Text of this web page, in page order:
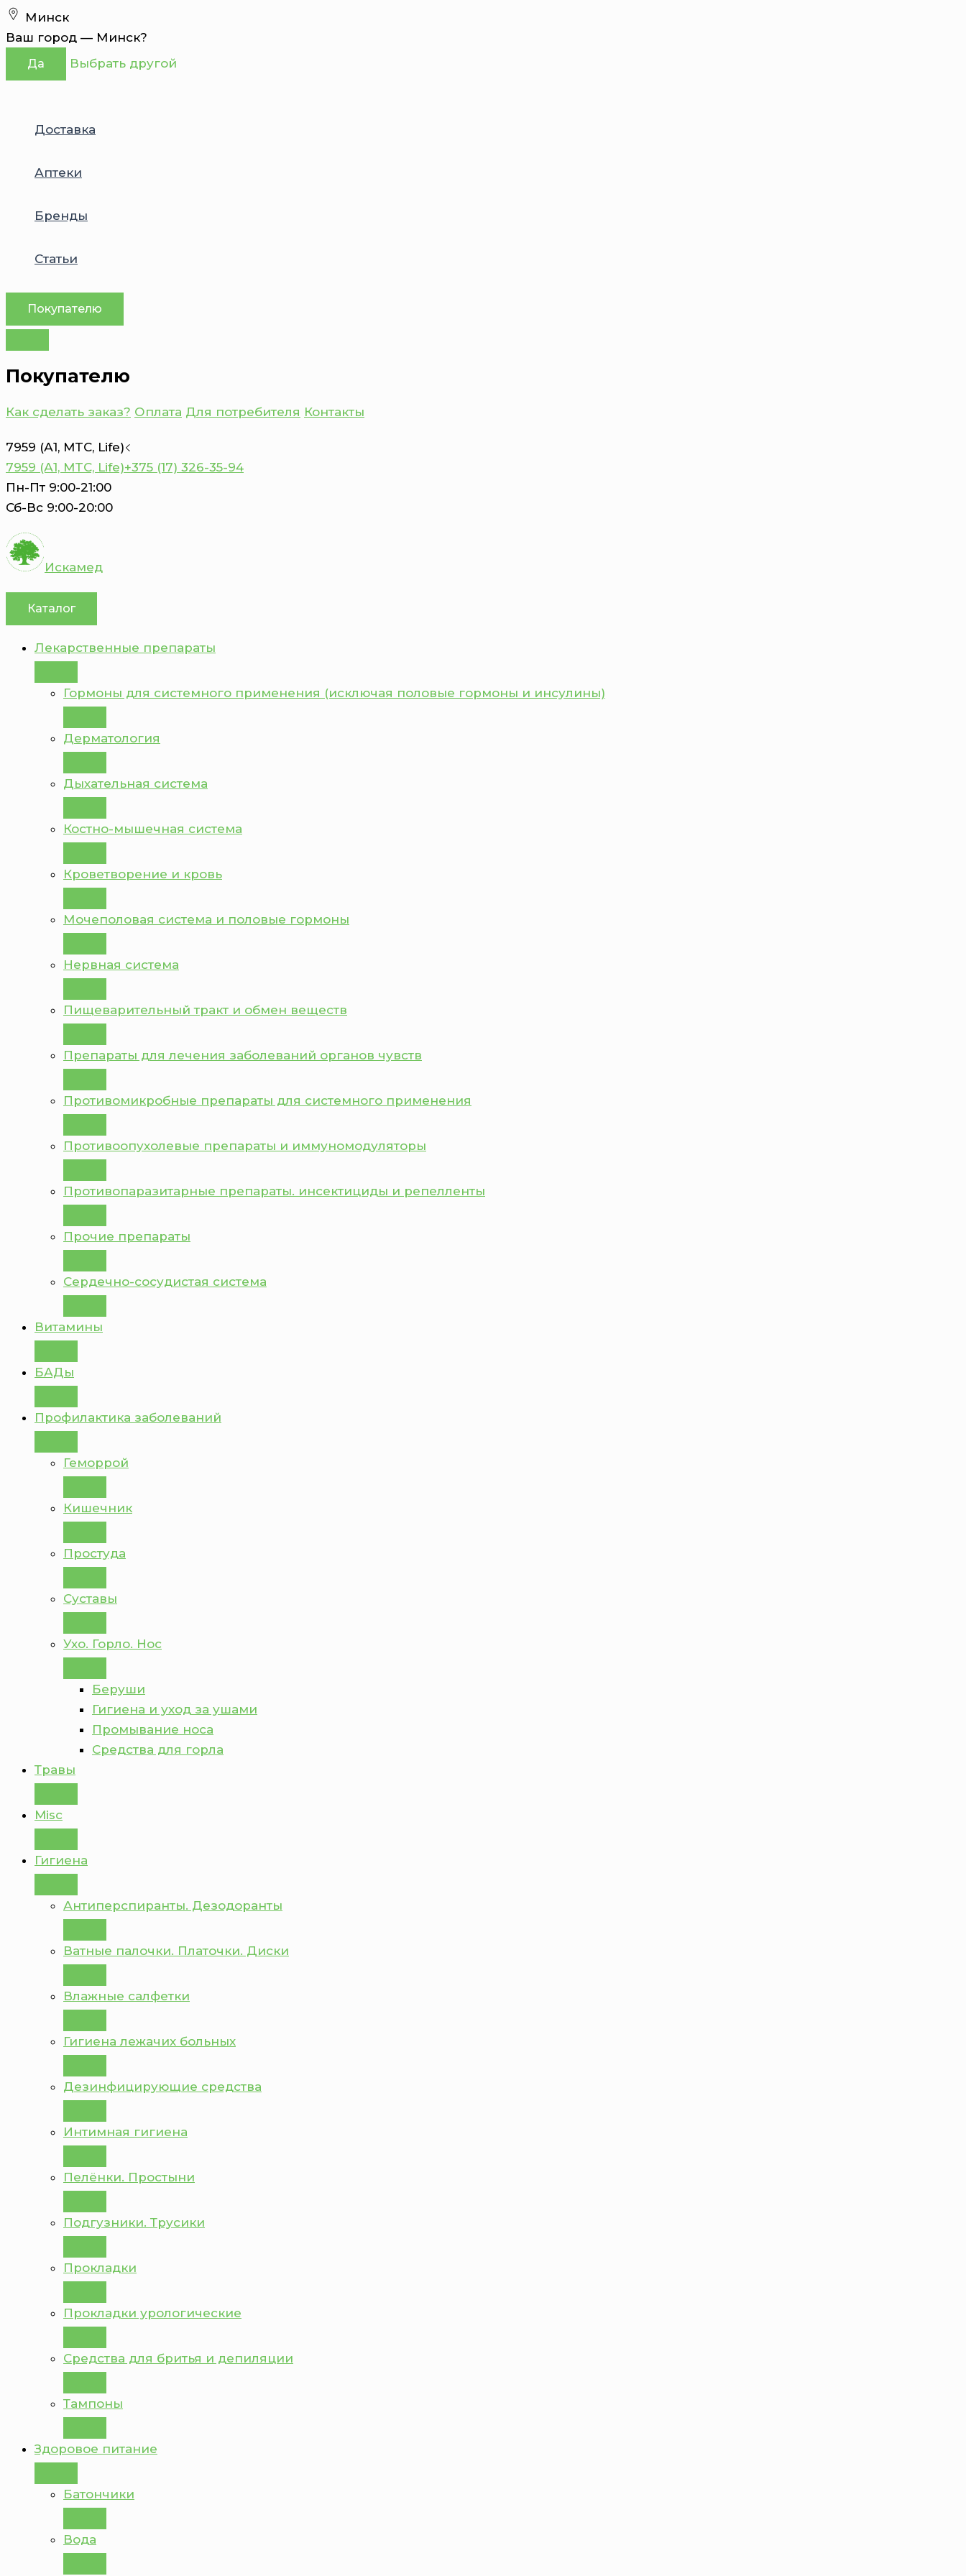
Перейти
к
содержимому
Минск
Ваш город — Минск?
Да Выбрать другой
Доставка
Аптеки
Бренды
Статьи
Покупателю
Покупателю
Как сделать заказ? Оплата Для потребителя Контакты
7959 (А1, MTC, Life)
7959 (А1, MTC, Life)+375 (17) 326-35-94
Пн-Пт 9:00-21:00
Сб-Вс 9:00-20:00
Искамед
Каталог
Лекарственные препараты
Гормоны для системного применения (исключая половые гормоны и инсулины)
Дерматология
Дыхательная система
Костно-мышечная система
Кроветворение и кровь
Мочеполовая система и половые гормоны
Нервная система
Пищеварительный тракт и обмен веществ
Препараты для лечения заболеваний органов чувств
Противомикробные препараты для системного применения
Противоопухолевые препараты и иммуномодуляторы
Противопаразитарные препараты. инсектициды и репелленты
Прочие препараты
Сердечно-сосудистая система
Витамины
БАДы
Профилактика заболеваний
Геморрой
Кишечник
Простуда
Суставы
Ухо. Горло. Нос
Беруши
Гигиена и уход за ушами
Промывание носа
Средства для горла
Травы
Misc
Гигиена
Антиперспиранты. Дезодоранты
Ватные палочки. Платочки. Диски
Влажные салфетки
Гигиена лежачих больных
Дезинфицирующие средства
Интимная гигиена
Пелёнки. Простыни
Подгузники. Трусики
Прокладки
Прокладки урологические
Средства для бритья и депиляции
Тампоны
Здоровое питание
Батончики
Вода